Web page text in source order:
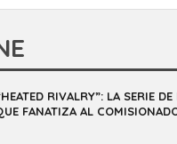
RIVALRY”: LA SERIE
FANATIZA AL